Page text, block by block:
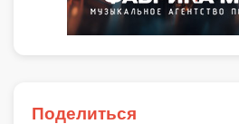
Поделиться